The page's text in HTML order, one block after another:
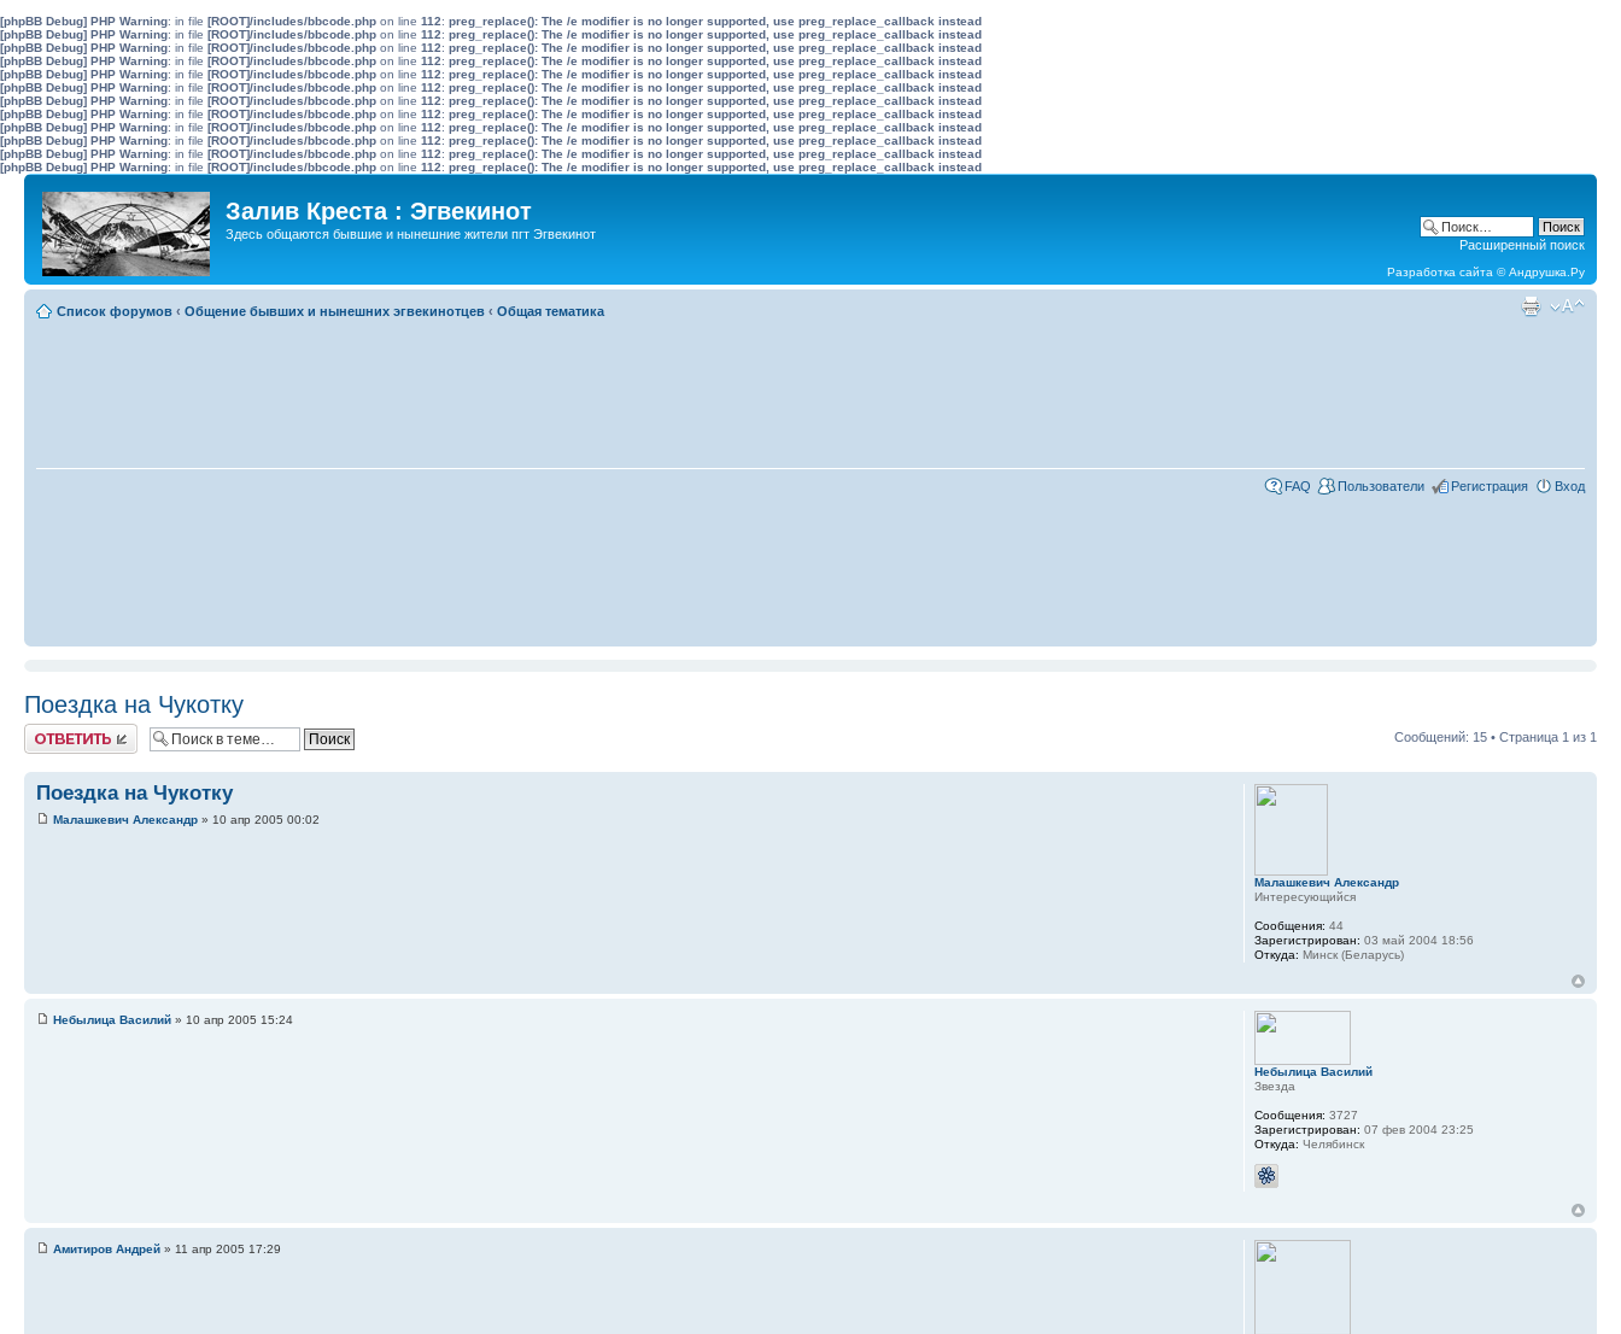
[phpBB Debug] PHP Warning: in file [ROOT]/includes/bbcode.php on line 112: preg_replace(): The /e modifier is no longer supported, use preg_replace_callback instead
[phpBB Debug] PHP Warning: in file [ROOT]/includes/bbcode.php on line 112: preg_replace(): The /e modifier is no longer supported, use preg_replace_callback instead
[phpBB Debug] PHP Warning: in file [ROOT]/includes/bbcode.php on line 112: preg_replace(): The /e modifier is no longer supported, use preg_replace_callback instead
[phpBB Debug] PHP Warning: in file [ROOT]/includes/bbcode.php on line 112: preg_replace(): The /e modifier is no longer supported, use preg_replace_callback instead
[phpBB Debug] PHP Warning: in file [ROOT]/includes/bbcode.php on line 112: preg_replace(): The /e modifier is no longer supported, use preg_replace_callback instead
[phpBB Debug] PHP Warning: in file [ROOT]/includes/bbcode.php on line 112: preg_replace(): The /e modifier is no longer supported, use preg_replace_callback instead
[phpBB Debug] PHP Warning: in file [ROOT]/includes/bbcode.php on line 112: preg_replace(): The /e modifier is no longer supported, use preg_replace_callback instead
[phpBB Debug] PHP Warning: in file [ROOT]/includes/bbcode.php on line 112: preg_replace(): The /e modifier is no longer supported, use preg_replace_callback instead
[phpBB Debug] PHP Warning: in file [ROOT]/includes/bbcode.php on line 112: preg_replace(): The /e modifier is no longer supported, use preg_replace_callback instead
[phpBB Debug] PHP Warning: in file [ROOT]/includes/bbcode.php on line 112: preg_replace(): The /e modifier is no longer supported, use preg_replace_callback instead
[phpBB Debug] PHP Warning: in file [ROOT]/includes/bbcode.php on line 112: preg_replace(): The /e modifier is no longer supported, use preg_replace_callback instead
[phpBB Debug] PHP Warning: in file [ROOT]/includes/bbcode.php on line 112: preg_replace(): The /e modifier is no longer supported, use preg_replace_callback instead
Залив Креста : Эгвекинот
Здесь общаются бывшие и нынешние жители пгт Эгвекинот
Расширенный поиск
Разработка сайта ©Андрушка.Ру
Список форумов ‹ Общение бывших и нынешних эгвекинотцев ‹ Общая тематика
FAQ Пользователи Регистрация Вход
Поездка на Чукотку
Ответить Сообщений: 15 • Страница 1 из 1
Поездка на Чукотку
Малашкевич Александр » 10 апр 2005 00:02
Малашкевич Александр
Интересующийся
Сообщения: 44
Зарегистрирован: 03 май 2004 18:56
Откуда: Минск (Беларусь)
Небылица Василий » 10 апр 2005 15:24
Небылица Василий
Звезда
Сообщения: 3727
Зарегистрирован: 07 фев 2004 23:25
Откуда: Челябинск
Амитиров Андрей » 11 апр 2005 17:29